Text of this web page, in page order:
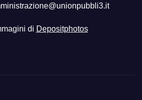
di Depositphotos